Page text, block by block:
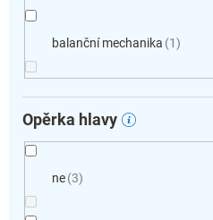
balanční mechanika 1
Opěrka hlavy
ne 3